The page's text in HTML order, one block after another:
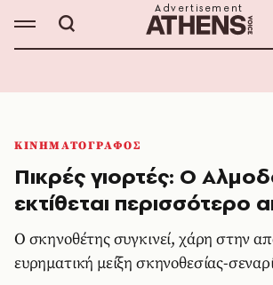
ΚΙΝΗΜΑΤΟΓΡΑΦΟΣ
Πικρές γιορτές: Ο
εκτίθεται περισσότερο
Ο σκηνοθέτης συγκινεί, χάρη στην
ευρηματική μείξη σκηνοθεσίας-